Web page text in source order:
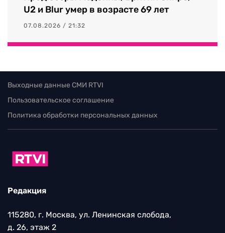
U2 и Blur умер в возрасте 69 лет
07.08.2026 / 21:32
Выходные данные СМИ RTVI
Пользовательское соглашение
Политика обработки персональных данных
Редакция
115280, г. Москва, ул. Ленинская слобода,
д. 26, этаж 2